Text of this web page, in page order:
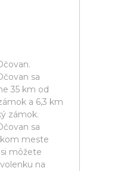
sa
35 km od
a 6,3 km
zámok.
sa
meste
môžete
na